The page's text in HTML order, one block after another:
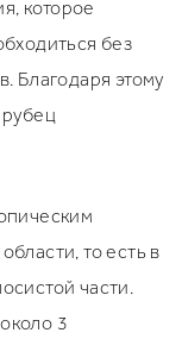
которое
без
Благодаря этому
то есть в
части.
3